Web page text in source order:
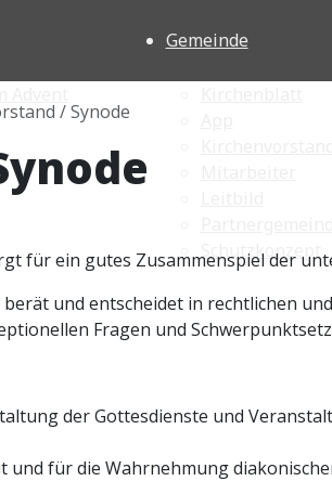
Gemeinde
Schutzkonzept
/ Synode
für ein gutes Zusammenspiel der
und entscheidet in rechtlichen
Fragen und
der Gottesdienste und
und für die Wahrnehmung